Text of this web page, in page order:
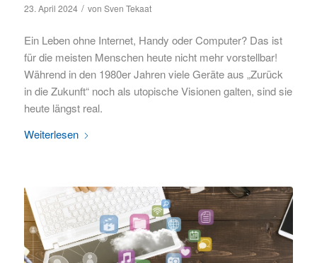
23. April 2024 / von Sven Tekaat
Ein Leben ohne Internet, Handy oder Computer? Das ist
für die meisten Menschen heute nicht mehr vorstellbar!
Während in den 1980er Jahren viele Geräte aus „Zurück
in die Zukunft“ noch als utopische Visionen galten, sind sie
heute längst real.
Weiterlesen